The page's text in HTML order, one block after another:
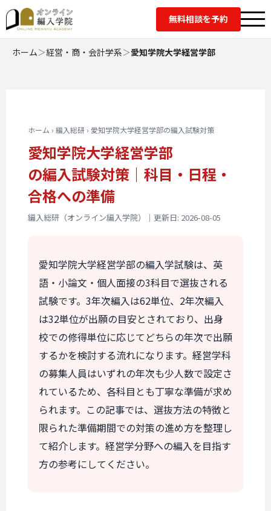
無料相談を予約
ホーム＞経営・商・会計学系＞愛知学院大学経営学部
ホーム › 編入総研 › 愛知学院大学経営学部の編入試験対策
愛知学院大学経営学部
の編入試験対策｜ 科目・日程・
合格への準備
編入総研（オンライン編入学院）｜更新日: 2026-08-05
愛知学院大学経営学部の編入学試験は、英
語・小論文・個人面接の3科目で選抜される
試験です。3年次編入は62単位、2年次編入
は32単位が出願の目安とされており、出身
校での修得単位に応じてどちらの年次で出願
するかを検討する流れになります。経営学科
の募集人員はいずれの年次も少人数で設定さ
れているため、各科目とも丁寧な準備が求め
られます。この記事では、選抜方法の特徴と
限られた準備期間での対策の進め方を整理し
て紹介します。経営学分野への編入を目指す
方の参考にしてください。